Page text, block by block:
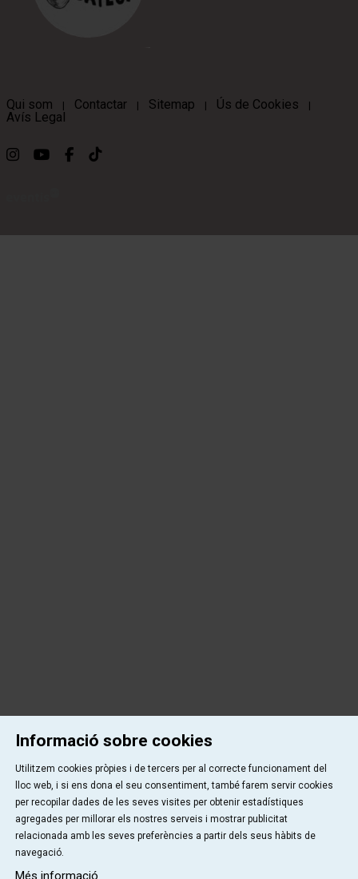
Qui som | Contactar | Sitemap | Ús de Cookies |
Avís Legal
Link a instagram
Link a youtube
Link a facebook
Link a ticktok
Informació sobre cookies
Utilitzem cookies pròpies i de tercers per al correcte funcionament del
lloc web, i si ens dona el seu consentiment, també farem servir cookies
per recopilar dades de les seves visites per obtenir estadístiques
agregades per millorar els nostres serveis i mostrar publicitat
relacionada amb les seves preferències a partir dels seus hàbits de
navegació.
Més informació